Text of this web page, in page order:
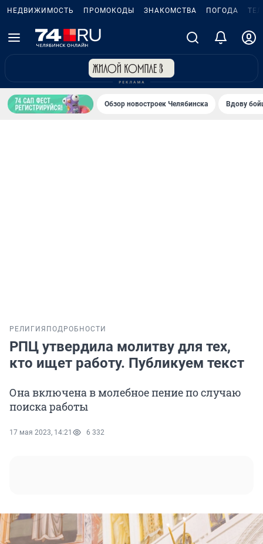
НЕДВИЖИМОСТЬ ПРОМОКОДЫ ЗНАКОМСТВА ПОГОДА
Обзор новостроек Челябинска Вдову
РЕЛИГИЯ ПОДРОБНОСТИ
РПЦ утвердила молитву для тех,
кто ищет работу. Публикуем текст
Она включена в молебное пение по случаю
поиска работы
17 мая 2023, 14:21 6 332